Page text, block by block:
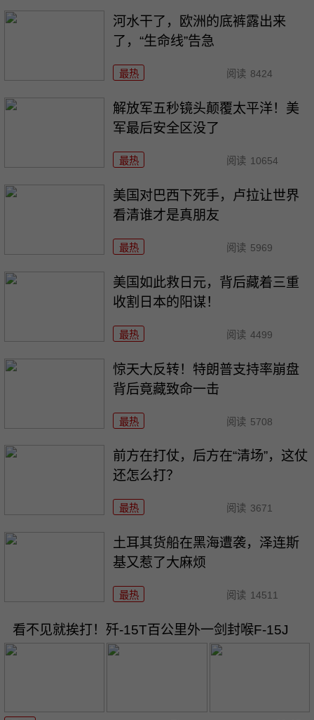
河水干了，欧洲的底裤露出来
了，“生命线”告急
最热 阅读 8424
解放军五秒镜头颠覆太平洋！美
军最后安全区没了
最热 阅读 10654
美国对巴西下死手，卢拉让世界
看清谁才是真朋友
最热 阅读 5969
美国如此救日元，背后藏着三重
收割日本的阳谋！
最热 阅读 4499
惊天大反转！特朗普支持率崩盘
背后竟藏致命一击
最热 阅读 5708
前方在打仗，后方在“清场”，这仗
还怎么打？
最热 阅读 3671
土耳其货船在黑海遭袭，泽连斯
基又惹了大麻烦
最热 阅读 14511
看不见就挨打！歼-15T百公里外一剑封喉F-15J